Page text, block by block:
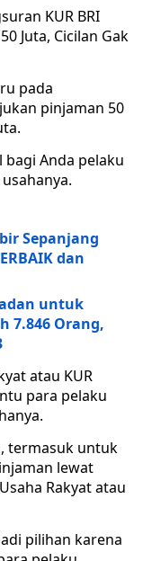
KUR BRI
Juta, Cicilan Gak
pada
pinjaman 50
Anda pelaku
Sepanjang
dan
untuk
7.846 Orang,
atau KUR
para pelaku
termasuk untuk
lewat
Rakyat atau
pilihan karena